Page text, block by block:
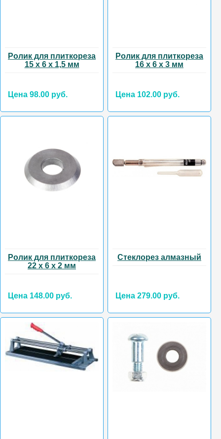
Ролик для плиткореза
15 х 6 х 1,5 мм
Цена 98.00 руб.
Ролик для плиткореза
16 х 6 х 3 мм
Цена 102.00 руб.
Ролик для плиткореза
22 х 6 х 2 мм
Цена 148.00 руб.
Стеклорез алмазный
Цена 279.00 руб.